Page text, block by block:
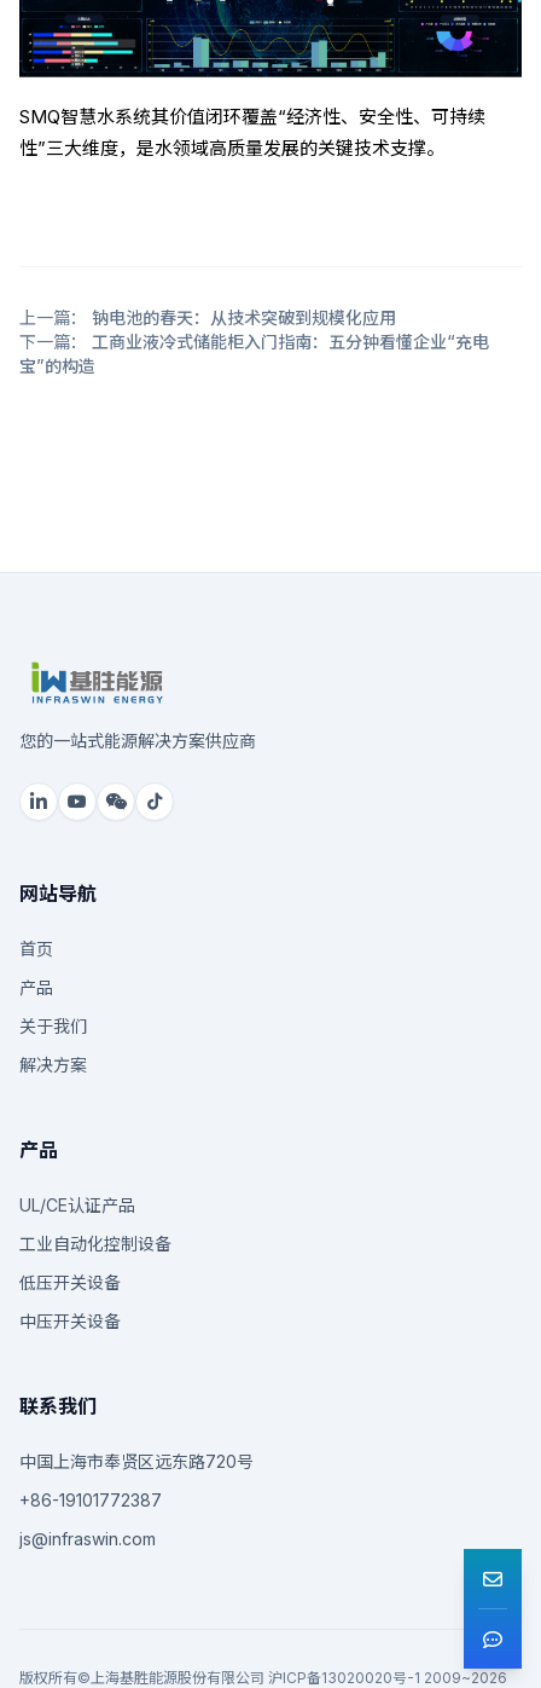
SMQ智慧水系统其价值闭环覆盖“经济性、安全性、可持续
性”三大维度，是水领域高质量发展的关键技术支撑。
上一篇： 钠电池的春天：从技术突破到规模化应用
下一篇： 工商业液冷式储能柜入门指南：五分钟看懂企业“充电
宝”的构造
您的一站式能源解决方案供应商
网站导航
首页
产品
关于我们
解决方案
产品
UL/CE认证产品
工业自动化控制设备
低压开关设备
中压开关设备
联系我们
中国上海市奉贤区远东路720号
+86-19101772387
js@infraswin.com
版权所有©上海基胜能源股份有限公司 沪ICP备13020020号-1 2009~2026